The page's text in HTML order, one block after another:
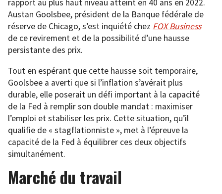
rapport au plus haut niveau atteint en 40 ans en 2022.
Austan Goolsbee, président de la Banque fédérale de
réserve de Chicago, s’est inquiété chez FOX Business
de ce revirement et de la possibilité d’une hausse
persistante des prix.
Tout en espérant que cette hausse soit temporaire,
Goolsbee a averti que si l’inflation s’avérait plus
durable, elle poserait un défi important à la capacité
de la Fed à remplir son double mandat : maximiser
l’emploi et stabiliser les prix. Cette situation, qu’il
qualifie de « stagflationniste », met à l’épreuve la
capacité de la Fed à équilibrer ces deux objectifs
simultanément.
Marché du travail